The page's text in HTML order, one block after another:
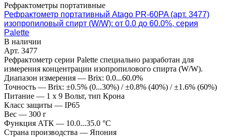
Рефрактометры портативные
Рефрактометр портативный Atago PR-60PA (арт. 3477)
изопропиловый спирт (W/W): от 0.0 до 60.0%, серия
Palette
В наличии
Арт. 3477
Рефрактометр серии Palette специально разработан для
измерения концентрации изопропилового спирта (W/W).
Диапазон измерения — Brix: 0.0...60.0%
Точность — Brix: ±0.5% (0...30%) / ±0.8% (40%) / ±1.6% (60%)
Питание — 1 x 9 Вольт, тип Крона
Класс защиты — IP65
Вес — 300 г
Функция АТК — 10.0...35.0 °C
Страна производства — Япония